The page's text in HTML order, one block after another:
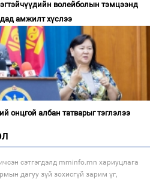
волейболын тэмцээнд
амжилт хүслээ
онцгой албан татварыг тэглэлээ
сэтгэгдэлд mminfo.mn хариуцлага
дагуу зүй зохисгүй зарим үг,